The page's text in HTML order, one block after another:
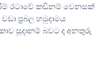
රටාවේ කඩිනම් වෙනසක්
ප්‍රබල හමුදාමය
සූදානම් බවට ද අනතුරු